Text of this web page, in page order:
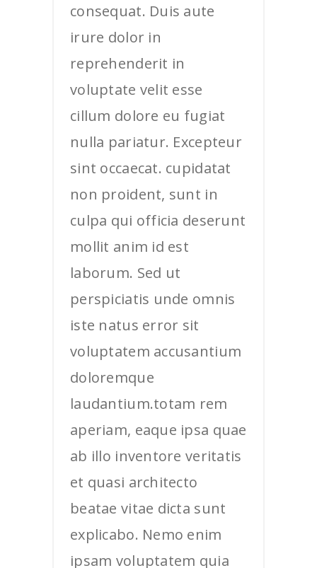
consequat. Duis aute
irure dolor in
reprehenderit in
voluptate velit esse
cillum dolore eu fugiat
nulla pariatur. Excepteur
sint occaecat. cupidatat
non proident, sunt in
culpa qui officia deserunt
mollit anim id est
laborum. Sed ut
perspiciatis unde omnis
iste natus error sit
voluptatem accusantium
doloremque
laudantium.totam rem
aperiam, eaque ipsa quae
ab illo inventore veritatis
et quasi architecto
beatae vitae dicta sunt
explicabo. Nemo enim
ipsam voluptatem quia